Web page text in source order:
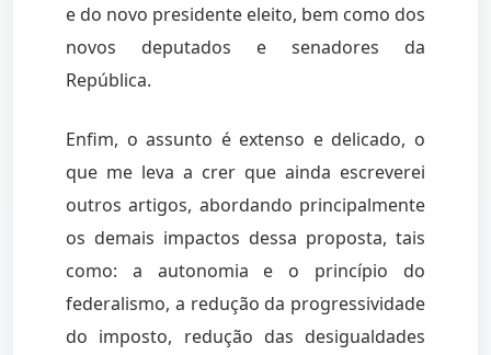
e do novo presidente eleito, bem como dos
novos deputados e senadores da
República.
Enfim, o assunto é extenso e delicado, o
que me leva a crer que ainda escreverei
outros artigos, abordando principalmente
os demais impactos dessa proposta, tais
como: a autonomia e o princípio do
federalismo, a redução da progressividade
do imposto, redução das desigualdades